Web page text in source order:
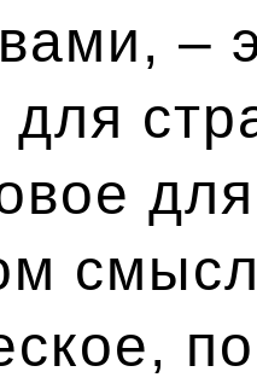
–
для